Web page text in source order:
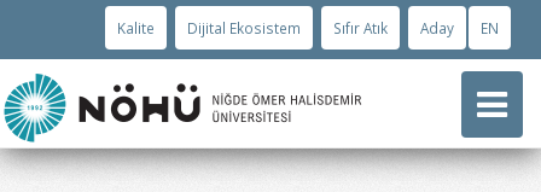
Kalite Dijital Ekosistem Sıfır Atık Aday EN